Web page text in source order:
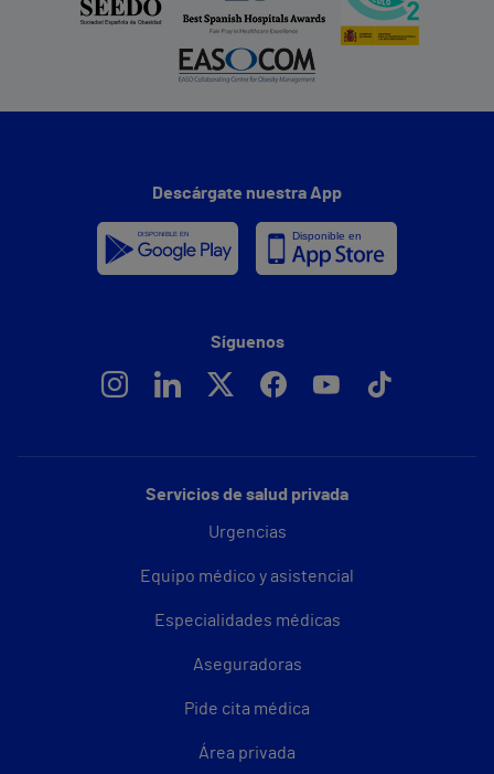
Servicios de salud privada
Urgencias
Equipo médico y asistencial
Especialidades médicas
Aseguradoras
Pide cita médica
Área privada
Descárgate nuestra App
Síguenos